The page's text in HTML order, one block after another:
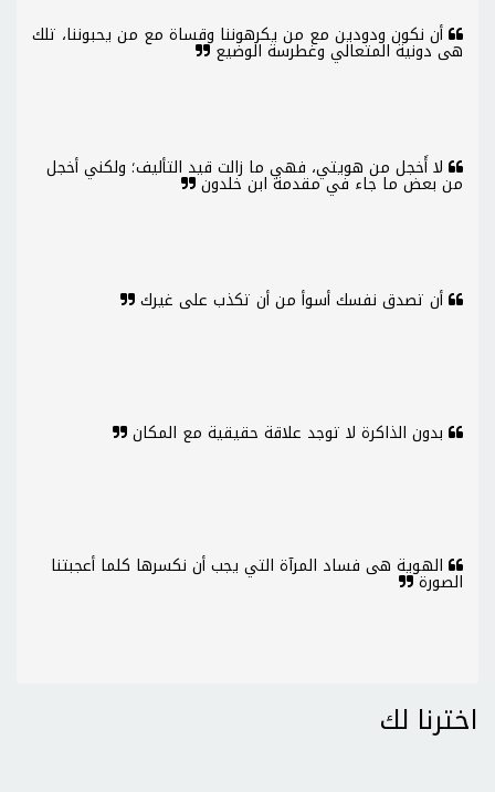
أن نكون ودودين مع من يكرهوننا وقساة مع من يحبوننا، تلك
هى دونية المتعالي وغطرسة الوضيع
لا أَخجل من هويتي، فهي ما زالت قيد التأليف؛ ولكني أخجل
من بعض ما جاء في مقدمة ابن خلدون
أن تصدق نفسك أسوأ من أن تكذب على غيرك
بدون الذاكرة لا توجد علاقة حقيقية مع المكان
الهوية هى فساد المرآة التي يجب أن نكسرها كلما أعجبتنا
الصورة
اخترنا لك